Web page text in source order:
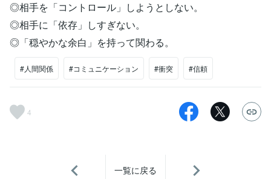
◎相手を「コントロール」しようとしない。
◎相手に「依存」しすぎない。
◎「穏やかな余白」を持って関わる。
#人間関係 #コミュニケーション #衝突 #信頼
4
一覧に戻る